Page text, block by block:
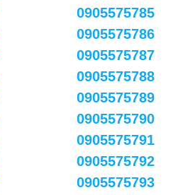
0905575785
0905575786
0905575787
0905575788
0905575789
0905575790
0905575791
0905575792
0905575793